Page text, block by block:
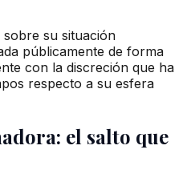
su situación
públicamente de forma
con la discreción que ha
respecto a su esfera
el salto que